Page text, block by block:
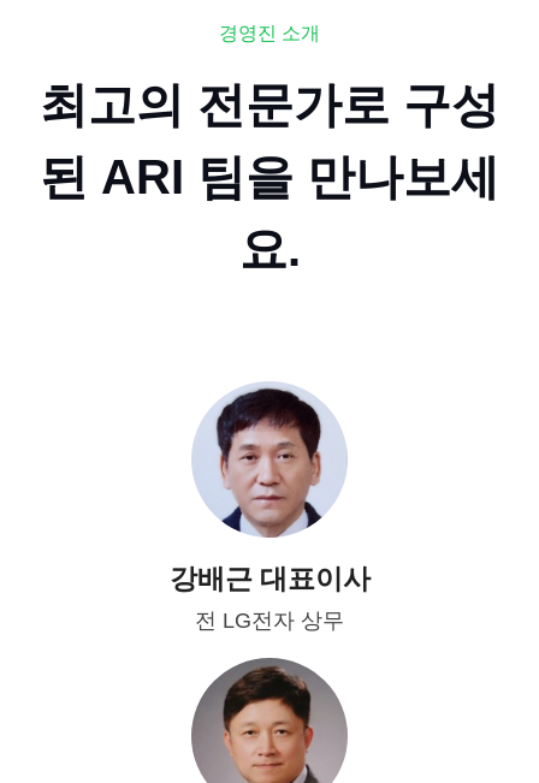
경영진 소개
최고의 전문가로 구성
된 ARI 팀을 만나보세
요.
강배근 대표이사
전 LG전자 상무